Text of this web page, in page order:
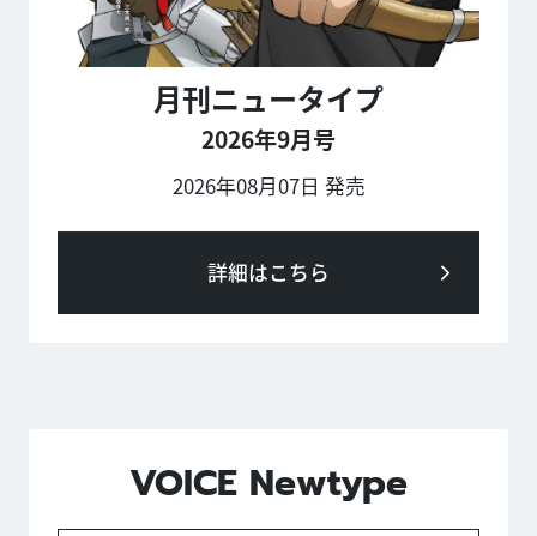
月刊ニュータイプ
2026年9月号
2026年08月07日 発売
詳細はこちら
VOICE Newtype